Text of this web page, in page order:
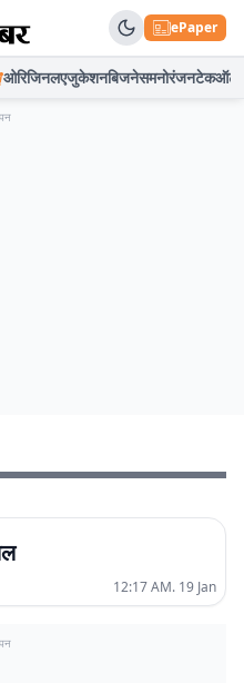
ePaper
ओरिजिनलएजुकेशनबिजनेसमनोरंजनटेकऑटो
12:17 AM. 19 Jan